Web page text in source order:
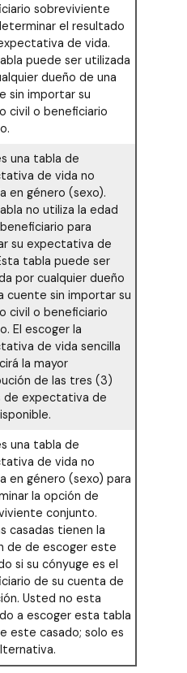
sobreviviente
el resultado
de vida.
puede ser utilizada
dueño de una
sin importar su
civil o beneficiario
una tabla de
de vida no
en género (sexo).
no utiliza la edad
para
su expectativa de
tabla puede ser
por cualquier dueño
cuente sin importar su
civil o beneficiario
El escoger la
de vida sencilla
la mayor
de las tres (3)
de expectativa de
una tabla de
de vida no
en género (sexo) para
la opción de
conjunto.
casadas tienen la
de de escoger este
si su cónyuge es el
de su cuenta de
Usted no esta
a escoger esta tabla
este casado; solo es